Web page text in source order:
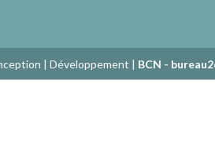
| Développement | BCN -